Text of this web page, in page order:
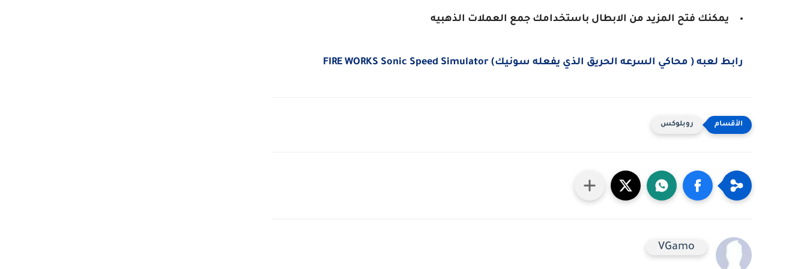
يمكنك فتح المزيد من الابطال باستخدامك جمع العملات الذهبيه
رابط لعبه ( محاكي السرعه الحريق الذي يفعله سونيك) FIRE WORKS Sonic Speed Simulator
روبلوكس
VGamo